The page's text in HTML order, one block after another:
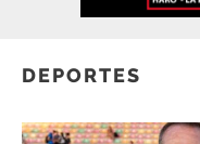
DEPORTES